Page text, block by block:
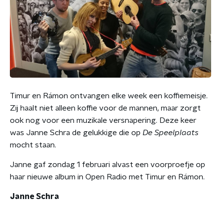
Timur en Rámon ontvangen elke week een koffiemeisje.
Zij haalt niet alleen koffie voor de mannen, maar zorgt
ook nog voor een muzikale versnapering. Deze keer
was Janne Schra de gelukkige die op De Speelplaats
mocht staan.
Janne gaf zondag 1 februari alvast een voorproefje op
haar nieuwe album in Open Radio met Timur en Rámon.
Janne Schra